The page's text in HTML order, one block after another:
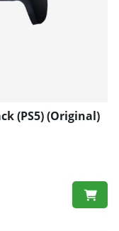
(PS5) (Original)